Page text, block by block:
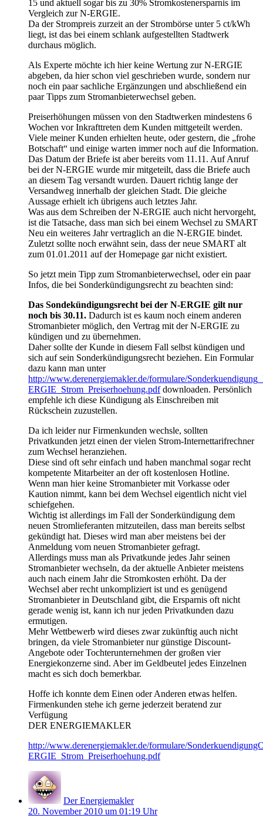
15 und aktuell sogar bis zu 30% Stromkostenersparnis im
Vergleich zur N-ERGIE.
Da der Strompreis zurzeit an der Strombörse unter 5 ct/kWh
liegt, ist das bei einem schlank aufgestellten Stadtwerk
durchaus möglich.
Als Experte möchte ich hier keine Wertung zur N-ERGIE
abgeben, da hier schon viel geschrieben wurde, sondern nur
noch ein paar sachliche Ergänzungen und abschließend ein
paar Tipps zum Stromanbieterwechsel geben.
Preiserhöhungen müssen von den Stadtwerken mindestens 6
Wochen vor Inkrafttreten dem Kunden mittgeteilt werden.
Viele meiner Kunden erhielten heute, oder gestern, die „frohe
Botschaft“ und einige warten immer noch auf die Information.
Das Datum der Briefe ist aber bereits vom 11.11. Auf Anruf
bei der N-ERGIE wurde mir mitgeteilt, dass die Briefe auch
an diesem Tag versandt wurden. Dauert richtig lange der
Versandweg innerhalb der gleichen Stadt. Die gleiche
Aussage erhielt ich übrigens auch letztes Jahr.
Was aus dem Schreiben der N-ERGIE auch nicht hervorgeht,
ist die Tatsache, dass man sich bei einem Wechsel zu SMART
Neu ein weiteres Jahr vertraglich an die N-ERGIE bindet.
Zuletzt sollte noch erwähnt sein, dass der neue SMART alt
zum 01.01.2011 auf der Homepage gar nicht existiert.
So jetzt mein Tipp zum Stromanbieterwechsel, oder ein paar
Infos, die bei Sonderkündigungsrecht zu beachten sind:
Das Sondekündigungsrecht bei der N-ERGIE gilt nur
noch bis 30.11. Dadurch ist es kaum noch einem anderen
Stromanbieter möglich, den Vertrag mit der N-ERGIE zu
kündigen und zu übernehmen.
Daher sollte der Kunde in diesem Fall selbst kündigen und
sich auf sein Sonderkündigungsrecht beziehen. Ein Formular
dazu kann man unter
http://www.derenergiemakler.de/formulare/
ERGIE_Strom_Preiserhoehung.pdfdownloaden. Persönlich
empfehle ich diese Kündigung als Einschreiben mit
Rückschein zuzustellen.
Da ich leider nur Firmenkunden wechsle, sollten
Privatkunden jetzt einen der vielen Strom-Internettarifrechner
zum Wechsel heranziehen.
Diese sind oft sehr einfach und haben manchmal sogar recht
kompetente Mitarbeiter an der oft kostenlosen Hotline.
Wenn man hier keine Stromanbieter mit Vorkasse oder
Kaution nimmt, kann bei dem Wechsel eigentlich nicht viel
schiefgehen.
Wichtig ist allerdings im Fall der Sonderkündigung dem
neuen Stromlieferanten mitzuteilen, dass man bereits selbst
gekündigt hat. Dieses wird man aber meistens bei der
Anmeldung vom neuen Stromanbieter gefragt.
Allerdings muss man als Privatkunde jedes Jahr seinen
Stromanbieter wechseln, da der aktuelle Anbieter meistens
auch nach einem Jahr die Stromkosten erhöht. Da der
Wechsel aber recht unkompliziert ist und es genügend
Stromanbieter in Deutschland gibt, die Ersparnis oft nicht
gerade wenig ist, kann ich nur jeden Privatkunden dazu
ermutigen.
Mehr Wettbewerb wird dieses zwar zukünftig auch nicht
bringen, da viele Stromanbieter nur günstige Discount-
Angebote oder Tochterunternehmen der großen vier
Energiekonzerne sind. Aber im Geldbeutel jedes Einzelnen
macht es sich doch bemerkbar.
Hoffe ich konnte dem Einen oder Anderen etwas helfen.
Firmenkunden stehe ich gerne jederzeit beratend zur
Verfügung
DER ENERGIEMAKLER
http://www.derenergiemakler.de/formulare/
ERGIE_Strom_Preiserhoehung.pdf
Der Energiemakler
20. November 2010 um 01:19 Uhr